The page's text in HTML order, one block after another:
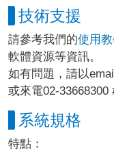
技術支援
請參考我們的使用
軟體資源等資訊。
如有問題，請以
或來電02-33668300
系統規格
特點：